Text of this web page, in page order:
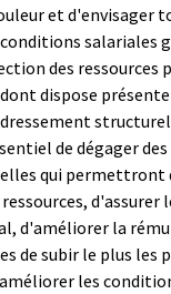
et d'envisager
salariales
des ressources
dispose
de dégager des
qui
d'assurer
d'améliorer la
de subir le plus les
les